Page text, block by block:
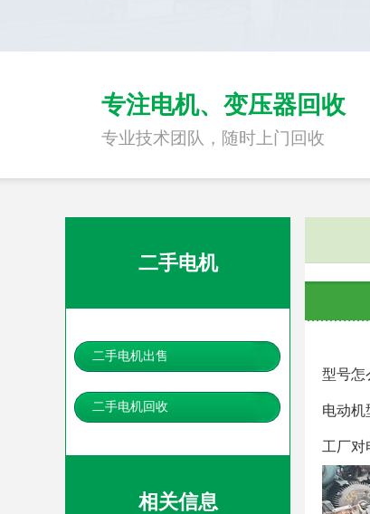
专注电机、变压器回收
专业技术团队，随时上门回收
二手电机
二手电机出售
二手电机回收
相关信息
型号怎
电动机
工厂对